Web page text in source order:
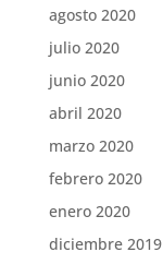
agosto 2020
julio 2020
junio 2020
abril 2020
marzo 2020
febrero 2020
enero 2020
diciembre 2019